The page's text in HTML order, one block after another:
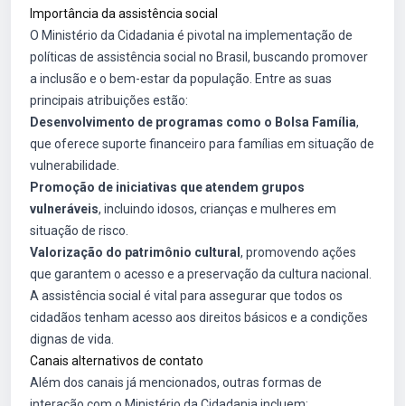
Importância da assistência social
O Ministério da Cidadania é pivotal na implementação de
políticas de assistência social no Brasil, buscando promover
a inclusão e o bem-estar da população. Entre as suas
principais atribuições estão:
Desenvolvimento de programas como o Bolsa Família,
que oferece suporte financeiro para famílias em situação de
vulnerabilidade.
Promoção de iniciativas que atendem grupos
vulneráveis, incluindo idosos, crianças e mulheres em
situação de risco.
Valorização do patrimônio cultural , promovendo ações
que garantem o acesso e a preservação da cultura nacional.
A assistência social é vital para assegurar que todos os
cidadãos tenham acesso aos direitos básicos e a condições
dignas de vida.
Canais alternativos de contato
Além dos canais já mencionados, outras formas de